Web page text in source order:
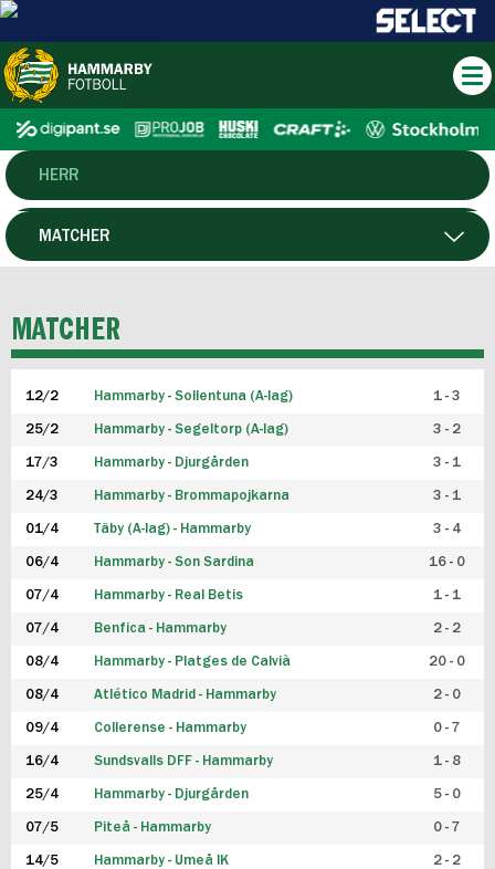
HERR
DAM
P19
F19
FUTSAL HERR
FUTSAL DAM
MATCHER
MATCHER
12/2 Hammarby - Sollentuna (A-lag) 1 - 3
25/2 Hammarby - Segeltorp (A-lag) 3 - 2
17/3 Hammarby - Djurgården 3 - 1
24/3 Hammarby - Brommapojkarna 3 - 1
01/4 Täby (A-lag) - Hammarby 3 - 4
06/4 Hammarby - Son Sardina 16 - 0
07/4 Hammarby - Real Betis 1 - 1
07/4 Benfica - Hammarby 2 - 2
08/4 Hammarby - Platges de Calvià 20 - 0
08/4 Atlético Madrid - Hammarby 2 - 0
09/4 Collerense - Hammarby 0 - 7
16/4 Sundsvalls DFF - Hammarby 1 - 8
25/4 Hammarby - Djurgården 5 - 0
07/5 Piteå - Hammarby 0 - 7
14/5 Hammarby - Umeå IK 2 - 2